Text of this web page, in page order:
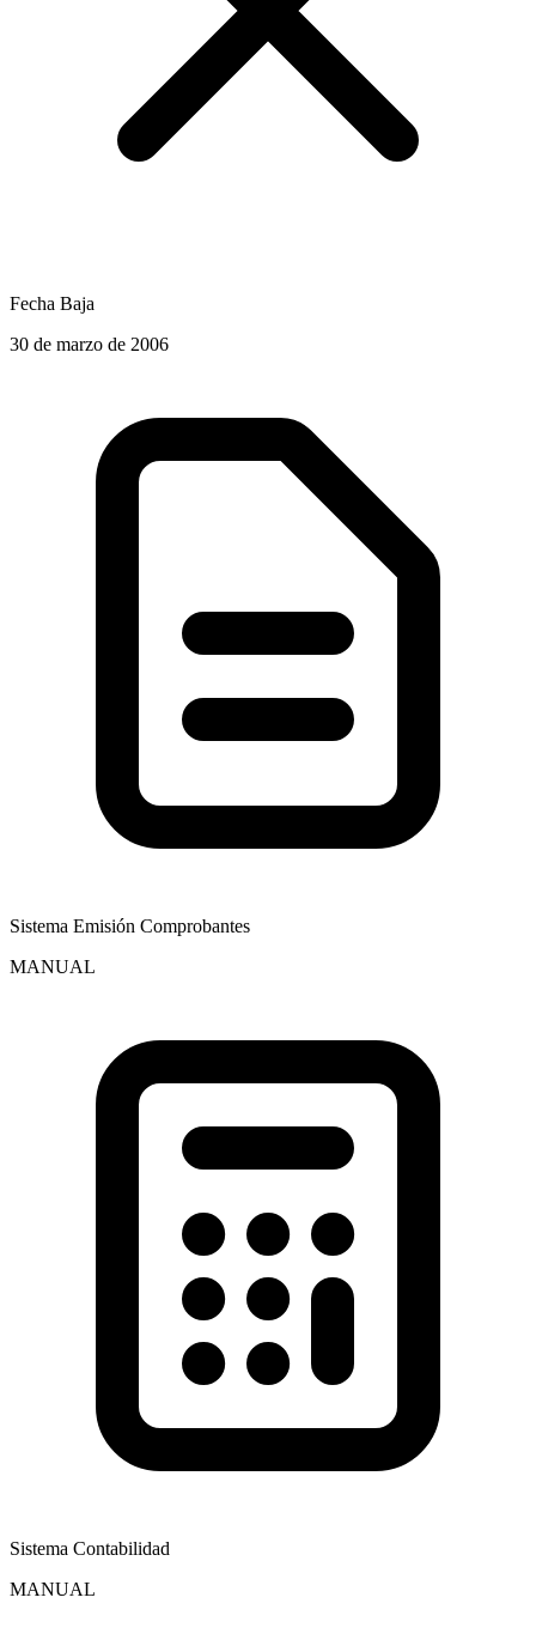
Fecha Baja
30 de marzo de 2006
Sistema Emisión Comprobantes
MANUAL
Sistema Contabilidad
MANUAL